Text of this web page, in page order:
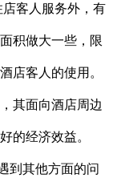
客人服务外，有
积做大一些，限
店客人的使用。
其面向酒店周边
的经济效益。
到其他方面的问